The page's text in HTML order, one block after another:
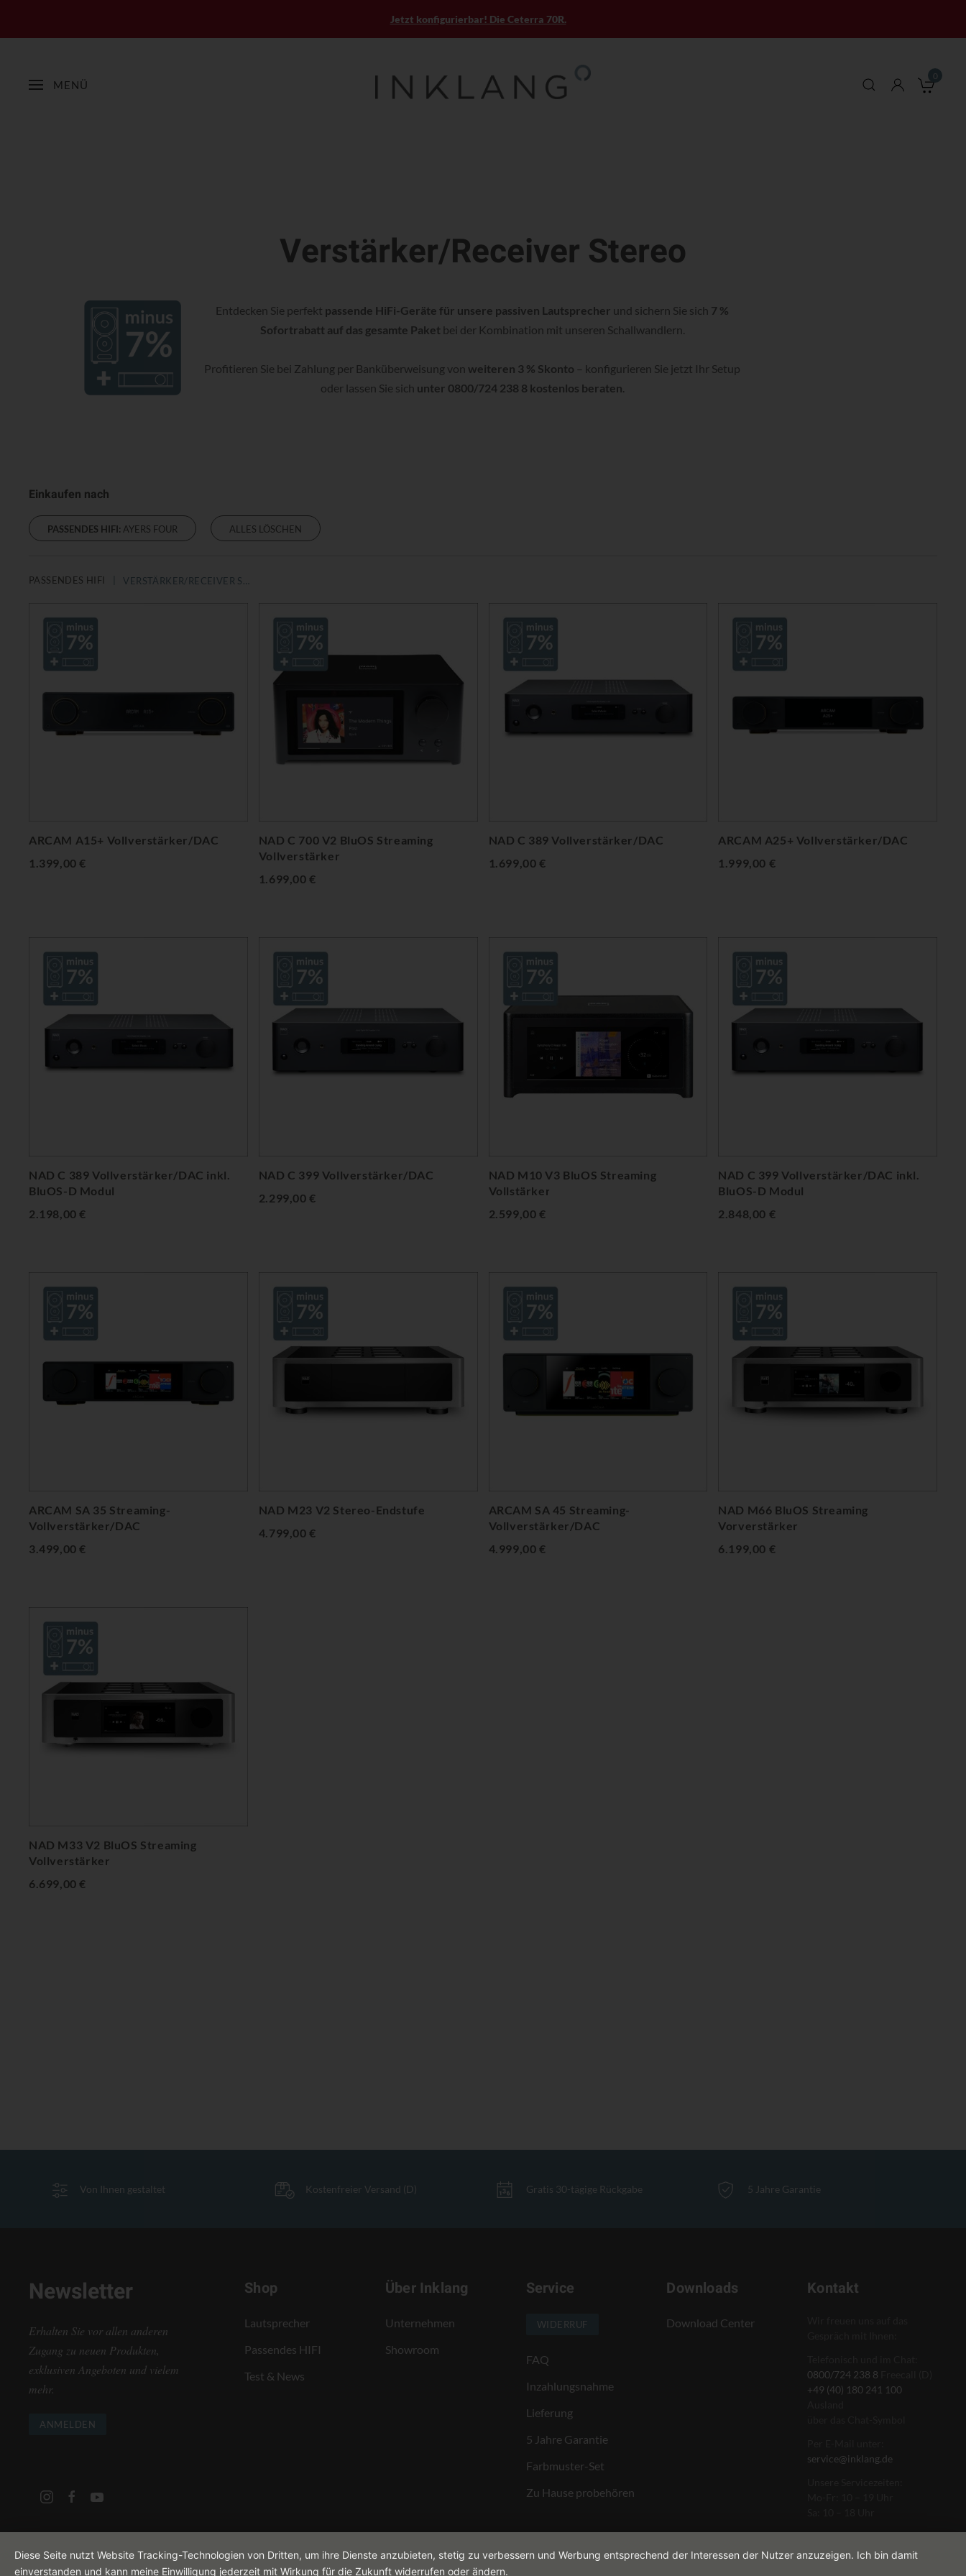
MENÜ
0
Jetzt konfigurierbar! Die Ceterra 70R.
Verstärker/Receiver Stereo
Entdecken Sie perfekt passende HiFi-Geräte für unsere passiven Lautsprecher und sichern Sie sich 7 %
Sofortrabatt auf das gesamte Paket bei der Kombination mit unseren Schallwandlern.
Profitieren Sie bei Zahlung per Banküberweisung von weiteren 3 % Skonto – konfigurieren Sie jetzt Ihr Setup
oder lassen Sie sich unter 0800/724 238 8 kostenlos beraten.
Einkaufen nach
PASSENDES HIFI: AYERS FOUR ALLES LÖSCHEN
PASSENDES HIFI VERSTÄRKER/RECEIVER STEREO
ARCAM A15+ Vollverstärker/DAC
1.399,00 €
NAD C 700 V2 BluOS Streaming
Vollverstärker
1.699,00 €
NAD C 389 Vollverstärker/DAC
1.699,00 €
ARCAM A25+ Vollverstärker/DAC
1.999,00 €
NAD C 389 Vollverstärker/DAC inkl.
BluOS-D Modul
2.198,00 €
NAD C 399 Vollverstärker/DAC
2.299,00 €
NAD M10 V3 BluOS Streaming
Vollstärker
2.599,00 €
NAD C 399 Vollverstärker/DAC inkl.
BluOS-D Modul
2.848,00 €
ARCAM SA 35 Streaming-
Vollverstärker/DAC
3.499,00 €
NAD M23 V2 Stereo-Endstufe
4.799,00 €
ARCAM SA 45 Streaming-
Vollverstärker/DAC
4.999,00 €
NAD M66 BluOS Streaming
Vorverstärker
6.199,00 €
NAD M33 V2 BluOS Streaming
Vollverstärker
6.699,00 €
Von Ihnen gestaltet Kostenfreier Versand (D) Gratis 30-tägige Rückgabe 5 Jahre Garantie
Newsletter
Erhalten Sie vor allen anderen
Zugang zu neuen Produkten,
exklusiven Angeboten und vielem
mehr.
ANMELDEN
Shop
Lautsprecher
Passendes HIFI
Test & News
Über Inklang
Unternehmen
Showroom
Service
WIDERRUF
FAQ
Inzahlungsnahme
Lieferung
5 Jahre Garantie
Farbmuster-Set
Zu Hause probehören
Downloads
Download Center
Kontakt
0800/724 238 8
+49 (40) 180 241 100
service@inklang.de
Diese Seite nutzt Website Tracking-Technologien von Dritten, um ihre Dienste anzubieten, stetig zu verbessern und Werbung entsprechend der Interessen der Nutzer anzuzeigen. Ich bin damit
einverstanden und kann meine Einwilligung jederzeit mit Wirkung für die Zukunft widerrufen oder ändern.